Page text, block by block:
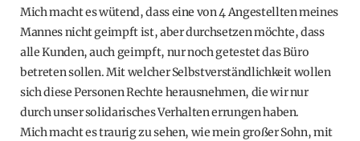
Mich macht es wütend, dass eine von 4 Angestellten meines
Mannes nicht geimpft ist, aber durchsetzen möchte, dass
alle Kunden, auch geimpft, nur noch getestet das Büro
betreten sollen. Mit welcher Selbstverständlichkeit wollen
sich diese Personen Rechte herausnehmen, die wir nur
durch unser solidarisches Verhalten errungen haben.
Mich macht es traurig zu sehen, wie mein großer Sohn, mit